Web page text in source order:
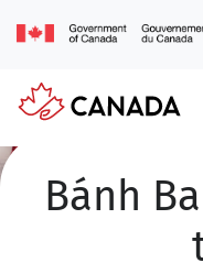
đến
Main
navigation
Bánh